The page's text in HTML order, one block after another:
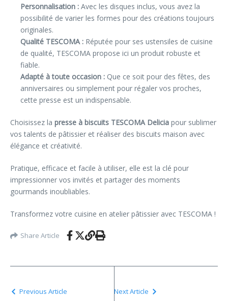
Personnalisation : Avec les disques inclus, vous avez la
possibilité de varier les formes pour des créations toujours
originales.
Qualité TESCOMA : Réputée pour ses ustensiles de cuisine
de qualité, TESCOMA propose ici un produit robuste et
fiable.
Adapté à toute occasion : Que ce soit pour des fêtes, des
anniversaires ou simplement pour régaler vos proches,
cette presse est un indispensable.
Choisissez la presse à biscuits TESCOMA Delicia pour sublimer
vos talents de pâtissier et réaliser des biscuits maison avec
élégance et créativité.
Pratique, efficace et facile à utiliser, elle est la clé pour
impressionner vos invités et partager des moments
gourmands inoubliables.
Transformez votre cuisine en atelier pâtissier avec TESCOMA !
Share Article
Previous Article Next Article